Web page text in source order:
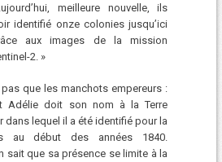
meilleure nouvelle, ils
identifié onze colonies jusqu’ici
aux images de la mission
2. »
pas que les manchots empereurs :
Adélie doit son nom à la Terre
dans lequel il a été identifié pour la
au début des années 1840.
sait que sa présence se limite à la